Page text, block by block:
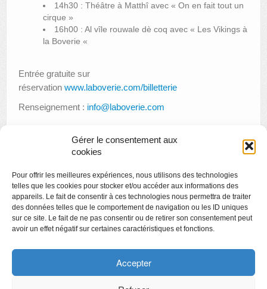
Gérer le consentement aux
cookies
Pour offrir les meilleures expériences, nous utilisons des technologies
telles que les cookies pour stocker et/ou accéder aux informations des
appareils. Le fait de consentir à ces technologies nous permettra de traiter
des données telles que le comportement de navigation ou les ID uniques
sur ce site. Le fait de ne pas consentir ou de retirer son consentement peut
avoir un effet négatif sur certaines caractéristiques et fonctions.
Accepter
14h30 : Théâtre à Matthî avec « On en fait tout un
cirque »
16h00 : Al vîle rouwale dè coq avec « Les Vikings à
la Boverie «
Entrée gratuite sur
réservation www.laboverie.com/billetterie
Renseignement : info@laboverie.com
Espace Jeunes Artistes : Anne-Sophie Fontenelle
Copyright
Politique de confidentialité
Chartes des engagements des opérateurs culturels